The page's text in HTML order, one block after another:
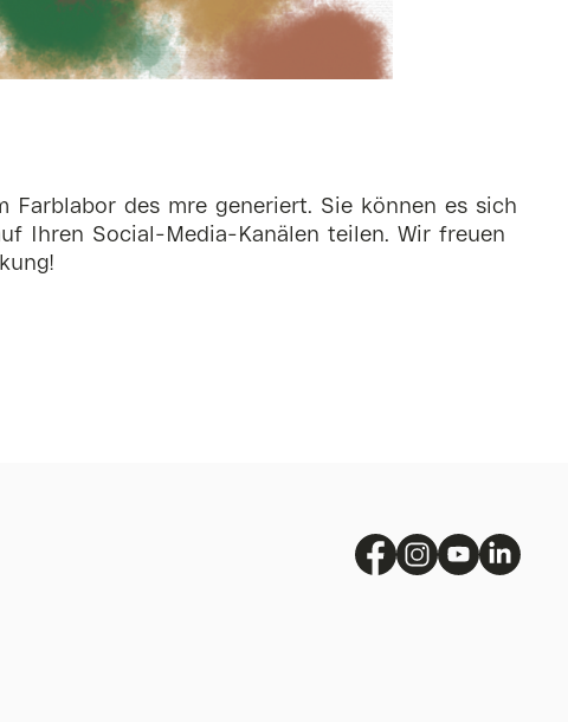
Farblabor des mre generiert. Sie können es sich
Ihren Social-Media-Kanälen teilen. Wir freuen